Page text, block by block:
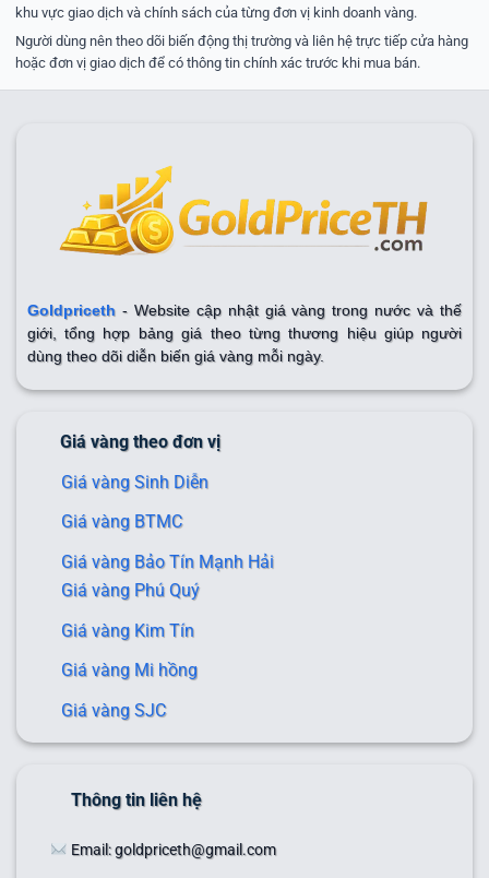
khu vực giao dịch và chính sách của từng đơn vị kinh doanh vàng.
Người dùng nên theo dõi biến động thị trường và liên hệ trực tiếp cửa hàng
hoặc đơn vị giao dịch để có thông tin chính xác trước khi mua bán.
Goldpriceth- Website cập nhật giá vàng trong nước và thế
giới, tổng hợp bảng giá theo từng thương hiệu giúp người
dùng theo dõi diễn biến giá vàng mỗi ngày.
Giá vàng theo đơn vị
Giá vàng Sinh Diễn
Giá vàng BTMC
Giá vàng Bảo Tín Mạnh Hải
Giá vàng Phú Quý
Giá vàng Kim Tín
Giá vàng Mi hồng
Giá vàng SJC
Thông tin liên hệ
Email: goldpriceth@gmail.com